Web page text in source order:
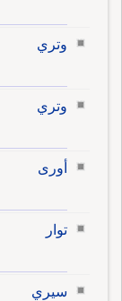
وتري
وتري
أورى
توار
سيري